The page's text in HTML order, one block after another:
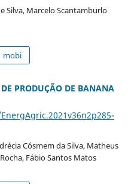
Silva, Marcelo Scantamburlo
mobi
PRODUÇÃO DE BANANA
Cósmem da Silva, Matheus
Fábio Santos Matos